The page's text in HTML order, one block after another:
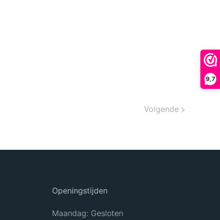
9,7
Volgende
Openingstijden
Maandag: Gesloten